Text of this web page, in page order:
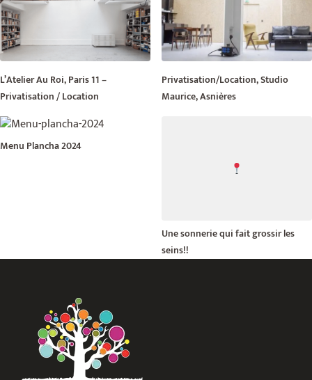
L’Atelier Au Roi, Paris 11 –
Privatisation / Location
Privatisation/Location, Studio
Maurice, Asnières
Menu Plancha 2024
Une sonnerie qui fait grossir les
seins!!